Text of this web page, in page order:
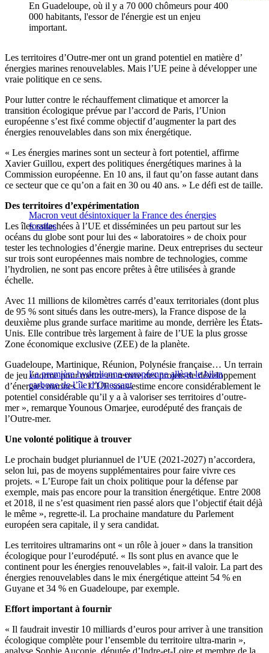
En Guadeloupe, où il y a 70 000 chômeurs pour 400
000 habitants, l'essor de l'énergie est un enjeu
important.
Les territoires d’Outre-mer ont un grand potentiel en matière d’
énergies marines renouvelables. Mais l’UE peine à développer une
vraie politique en ce sens.
Pour lutter contre le réchauffement climatique et amorcer la
transition écologique prévue par l’accord de Paris, l’Union
européenne s’est fixé comme objectif d’augmenter la part des
énergies renouvelables dans son mix énergétique.
« Les énergies marines sont un secteur à fort potentiel, affirme
Xavier Guillou, expert des politiques énergétiques marines à la
Commission européenne. En 10 ans, il faut qu’on fasse autant dans
ce secteur que ce qu’on a fait en 30 ou 40 ans. » Le défi est de taille.
Macron veut désintoxiquer la France des énergies
fossiles
Des territoires d’expérimentation
Les îles rattachées à l’UE et disséminées un peu partout sur les
océans du globe sont pour lui des « laboratoires » de choix pour
tester les technologies d’énergie marine. Deux entreprises du secteur
sur trois sont européennes mais nombre de technologies, comme
l’hydrolien, ne sont pas encore prêtes à être utilisées à grande
échelle.
Avec 11 millions de kilomètres carrés d’eaux territoriales (dont plus
de 95 % sont situés dans les outre-mers), la France dispose de la
deuxième plus grande surface maritime au monde, derrière les États-
Unis. Elle contribue très largement à faire de l’UE la plus grosse
Zone économique exclusive (ZEE) de la planète.
La première hydrolienne européenne allège le bilan
carbone de l’île d’Ouessant
Guadeloupe, Martinique, Réunion, Polynésie française… Un terrain
de jeu énorme pour mettre en œuvre des projets de développement
d’énergies marines. « L’UE sous-estime encore considérablement le
potentiel considérable qu’il y a à valoriser ses territoires d’outre-
mer », remarque Younous Omarjee, eurodéputé des français de
l’Outre-mer.
Une volonté politique à trouver
Le prochain budget pluriannuel de l’UE (2021-2027) n’accordera,
selon lui, pas de moyens supplémentaires pour faire vivre ces
projets. « L’Europe fait un choix politique pour la défense par
exemple, mais pas encore pour la transition énergétique. Entre 2008
et 2018, il ne s’est quasiment rien passé alors que l’objectif était déjà
le même », regrette-il. La prochaine mandature du Parlement
européen sera capitale, il y sera candidat.
Les territoires ultramarins ont « un rôle à jouer » dans la transition
écologique pour l’eurodéputé. « Ils sont plus en avance que le
continent pour les énergies renouvelables », fait-il valoir. La part des
énergies renouvelables dans le mix énergétique atteint 54 % en
Guyane et 34 % en Guadeloupe, par exemple.
Effort important à fournir
« Il faudrait investir 10 milliards d’euros pour arriver à une transition
écologique complète pour l’ensemble du territoire ultra-marin »,